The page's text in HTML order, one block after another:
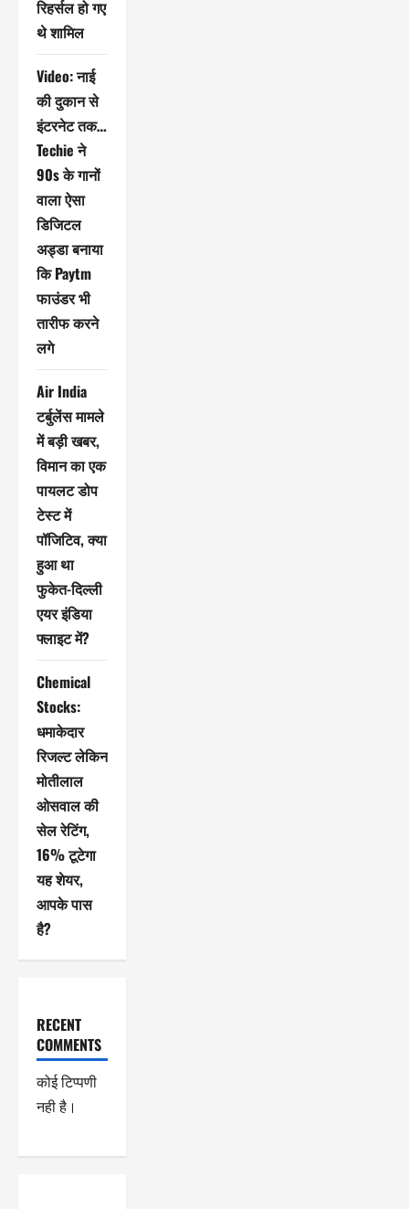
रिहर्सल हो गए
थे शामिल
Video: नाई
की दुकान से
इंटरनेट तक…
Techie ने
90s के गानों
वाला ऐसा
डिजिटल
अड्डा बनाया
कि Paytm
फाउंडर भी
तारीफ करने
लगे
Air India
टर्बुलेंस मामले
में बड़ी खबर,
विमान का एक
पायलट डोप
टेस्ट में
पॉजिटिव, क्या
हुआ था
फुकेत-दिल्ली
एयर इंडिया
फ्लाइट में?
Chemical
Stocks:
धमाकेदार
रिजल्ट लेकिन
मोतीलाल
ओसवाल की
सेल रेटिंग,
16% टूटेगा
यह शेयर,
आपके पास
है?
RECENT
COMMENTS
कोई टिप्पणी
नही है।